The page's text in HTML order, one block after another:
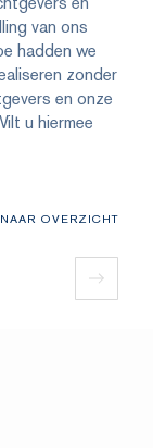
van ons
hadden we
zonder
en onze
u hiermee
OVERZICHT